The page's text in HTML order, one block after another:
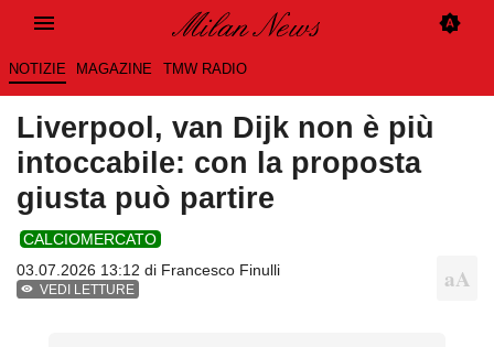
NOTIZIE MAGAZINE TMW RADIO
Liverpool, van Dijk non è più
intoccabile: con la proposta
giusta può partire
CALCIOMERCATO
03.07.2026 13:12 di Francesco Finulli
VEDI LETTURE